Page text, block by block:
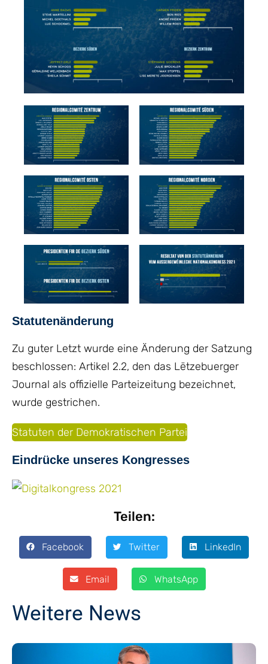
Statutenänderung
Zu guter Letzt wurde eine Änderung der Satzung
beschlossen: Artikel 2.2, den das Lëtzebuerger
Journal als offizielle Parteizeitung bezeichnet,
wurde gestrichen.
Statuten der Demokratischen Partei
Eindrücke unseres Kongresses
Teilen:
Facebook Twitter LinkedIn
Email WhatsApp
Weitere News